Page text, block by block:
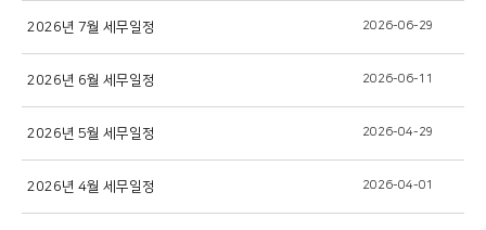
2026년 7월 세무일정 2026-06-29
2026년 6월 세무일정 2026-06-11
2026년 5월 세무일정 2026-04-29
2026년 4월 세무일정 2026-04-01